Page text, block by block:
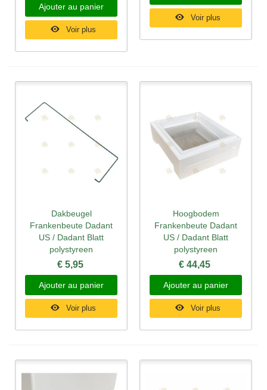
Ajouter au panier
Voir plus
Voir plus
Dakbeugel
Frankenbeute Dadant
US / Dadant Blatt
polystyreen
€ 5,95
Ajouter au panier
Voir plus
Hoogbodem
Frankenbeute Dadant
US / Dadant Blatt
polystyreen
€ 44,45
Ajouter au panier
Voir plus